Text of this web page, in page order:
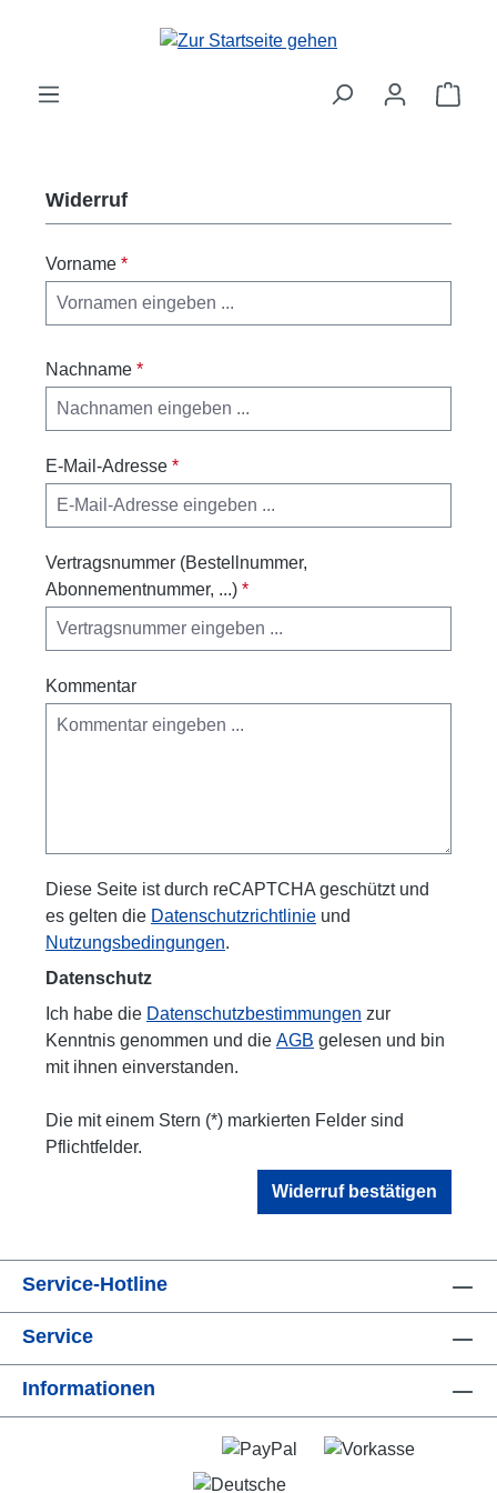
Zum Hauptinhalt springen
Widerruf
Vorname *
Nachname *
E-Mail-Adresse *
Vertragsnummer (Bestellnummer,
Abonnementnummer, ...) *
Kommentar
Diese Seite ist durch reCAPTCHA geschützt und
es gelten die Datenschutzrichtlinie und
Nutzungsbedingungen.
Datenschutz
Ich habe die Datenschutzbestimmungen zur
Kenntnis genommen und die AGB gelesen und bin
mit ihnen einverstanden.
Die mit einem Stern (*) markierten Felder sind
Pflichtfelder.
Widerruf bestätigen
Service-Hotline
Service
Informationen